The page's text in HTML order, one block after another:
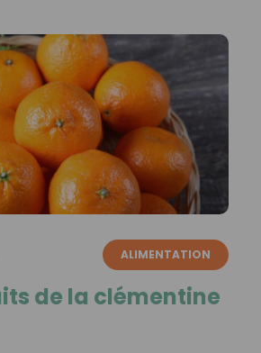
ALIMENTATION
de la clémentine